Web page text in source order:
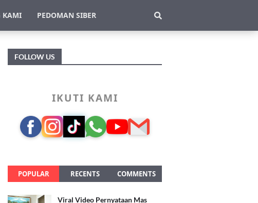
KAMI PEDOMAN SIBER
FOLLOW US
IKUTI KAMI
POPULAR RECENTS COMMENTS
Viral Video Pernyataan Mas